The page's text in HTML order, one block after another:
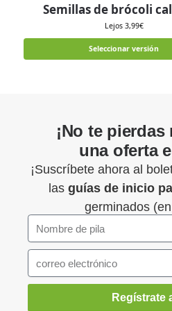
Semillas de brócoli
Lejos 3,99€
Seleccionar versión
¡No te
una oferta
¡Suscríbete ahora al
las guías de inicio
germinados
Regístrate